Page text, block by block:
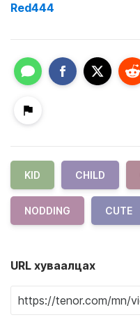
Red444
KID CHILD
NODDING CUTE
URL хуваалцах